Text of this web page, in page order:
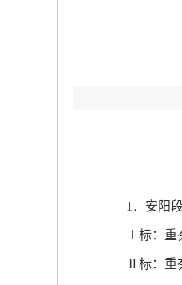
1．安阳段
Ⅰ标：重夯
Ⅱ标：重夯